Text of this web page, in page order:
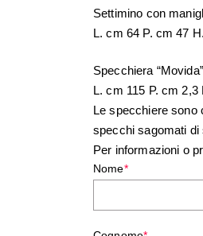
Settimino con
L. cm 64 P. cm 47
Specchiera “Movida”
L. cm 115 P. cm 2,3
Le specchiere sono
specchi sagomati di
Per informazioni o
Nome*